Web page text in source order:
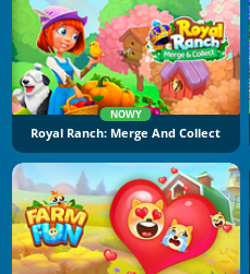
NOWY
Royal Ranch: Merge And Collect